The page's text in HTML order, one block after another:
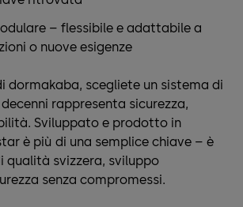
– flessibile e adattabile a
o nuove esigenze
dormakaba, scegliete un sistema di
rappresenta sicurezza,
Sviluppato e prodotto in
è più di una semplice chiave – è
qualità svizzera, sviluppo
senza compromessi.